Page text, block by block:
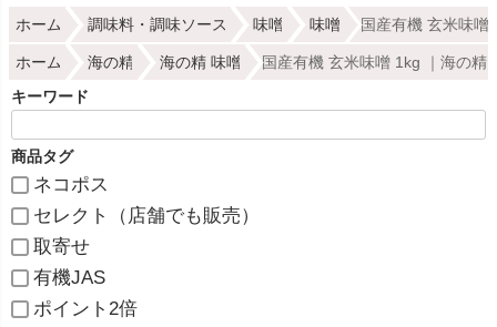
ホーム 調味料・調味ソース 味噌 味噌 国産有機 玄米味噌
ホーム 海の精 海の精 味噌 国産有機 玄米味噌 1kg ｜海の精
キーワード
商品タグ
ネコポス
セレクト（店舗でも販売）
取寄せ
有機JAS
ポイント2倍